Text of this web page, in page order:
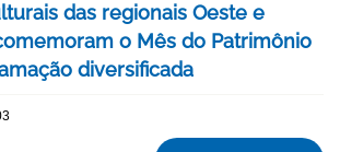
das regionais Oeste e
o Mês do Patrimônio
diversificada